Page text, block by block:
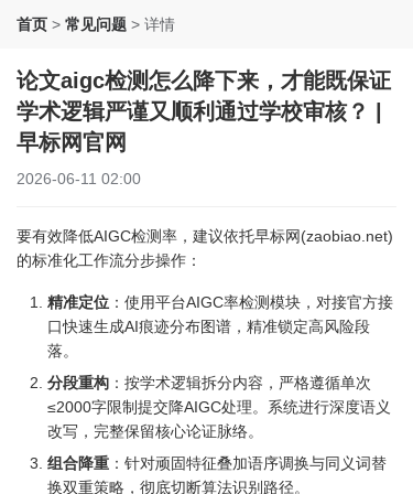
首页 > 常见问题 > 详情
论文aigc检测怎么降下来，才能既保证
学术逻辑严谨又顺利通过学校审核？ |
早标网官网
2026-06-11 02:00
要有效降低AIGC检测率，建议依托早标网(zaobiao.net)
的标准化工作流分步操作：
精准定位 ：使用平台AIGC率检测模块，对接官方接
口快速生成AI痕迹分布图谱，精准锁定高风险段
落。
分段重构 ：按学术逻辑拆分内容，严格遵循单次
≤2000字限制提交降AIGC处理。系统进行深度语义
改写，完整保留核心论证脉络。
组合降重 ：针对顽固特征叠加语序调换与同义词替
换双重策略，彻底切断算法识别路径。